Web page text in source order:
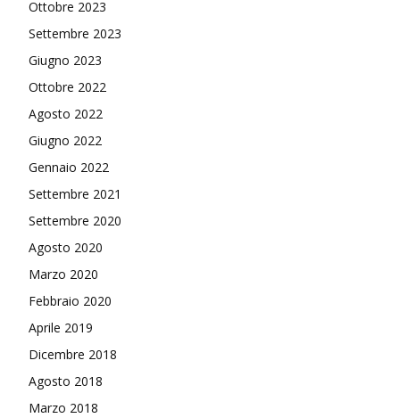
Ottobre 2023
Settembre 2023
Giugno 2023
Ottobre 2022
Agosto 2022
Giugno 2022
Gennaio 2022
Settembre 2021
Settembre 2020
Agosto 2020
Marzo 2020
Febbraio 2020
Aprile 2019
Dicembre 2018
Agosto 2018
Marzo 2018